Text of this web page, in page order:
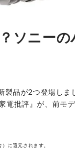
ソニー
製品が2つ登場しま
電批評』が、前モ
に還元されます。